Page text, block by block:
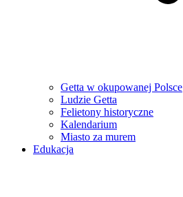
Getta w okupowanej Polsce
Ludzie Getta
Felietony historyczne
Kalendarium
Miasto za murem
Edukacja